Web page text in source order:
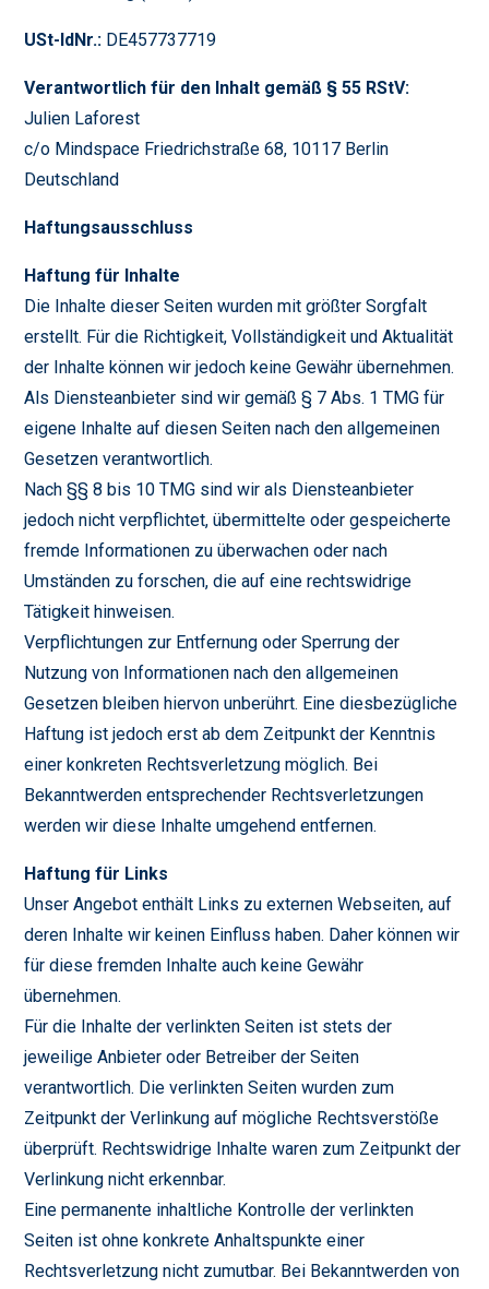
USt-IdNr.: DE457737719
Verantwortlich für den Inhalt gemäß § 55 RStV:
Julien Laforest
c/o Mindspace Friedrichstraße 68, 10117 Berlin
Deutschland
Haftungsausschluss
Haftung für Inhalte
Die Inhalte dieser Seiten wurden mit größter Sorgfalt
erstellt. Für die Richtigkeit, Vollständigkeit und Aktualität
der Inhalte können wir jedoch keine Gewähr übernehmen.
Als Diensteanbieter sind wir gemäß § 7 Abs. 1 TMG für
eigene Inhalte auf diesen Seiten nach den allgemeinen
Gesetzen verantwortlich.
Nach §§ 8 bis 10 TMG sind wir als Diensteanbieter
jedoch nicht verpflichtet, übermittelte oder gespeicherte
fremde Informationen zu überwachen oder nach
Umständen zu forschen, die auf eine rechtswidrige
Tätigkeit hinweisen.
Verpflichtungen zur Entfernung oder Sperrung der
Nutzung von Informationen nach den allgemeinen
Gesetzen bleiben hiervon unberührt. Eine diesbezügliche
Haftung ist jedoch erst ab dem Zeitpunkt der Kenntnis
einer konkreten Rechtsverletzung möglich. Bei
Bekanntwerden entsprechender Rechtsverletzungen
werden wir diese Inhalte umgehend entfernen.
Haftung für Links
Unser Angebot enthält Links zu externen Webseiten, auf
deren Inhalte wir keinen Einfluss haben. Daher können wir
für diese fremden Inhalte auch keine Gewähr
übernehmen.
Für die Inhalte der verlinkten Seiten ist stets der
jeweilige Anbieter oder Betreiber der Seiten
verantwortlich. Die verlinkten Seiten wurden zum
Zeitpunkt der Verlinkung auf mögliche Rechtsverstöße
überprüft. Rechtswidrige Inhalte waren zum Zeitpunkt der
Verlinkung nicht erkennbar.
Eine permanente inhaltliche Kontrolle der verlinkten
Seiten ist ohne konkrete Anhaltspunkte einer
Rechtsverletzung nicht zumutbar. Bei Bekanntwerden von